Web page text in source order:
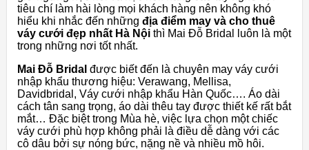
tiêu chí làm hài lòng mọi khách hàng nên không khó
hiểu khi nhắc đến những địa điểm may và cho thuê
váy cưới đẹp nhất Hà Nội thì Mai Đỗ Bridal luôn là một
trong những nơi tốt nhất.
Mai Đỗ Bridal được biết đến là chuyên may váy cưới
nhập khẩu thương hiệu: Verawang, Mellisa,
Davidbridal, Váy cưới nhập khẩu Hàn Quốc…. Áo dài
cách tân sang trọng, áo dài thêu tay được thiết kế rất bắt
mắt… Đặc biệt trong Mùa hè, việc lựa chọn một chiếc
váy cưới phù hợp không phải là điều dễ dàng với các
cô dâu bởi sự nóng bức, nặng nề và nhiều mồ hôi.